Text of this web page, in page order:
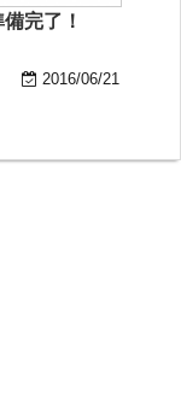
完了！
2016/06/21